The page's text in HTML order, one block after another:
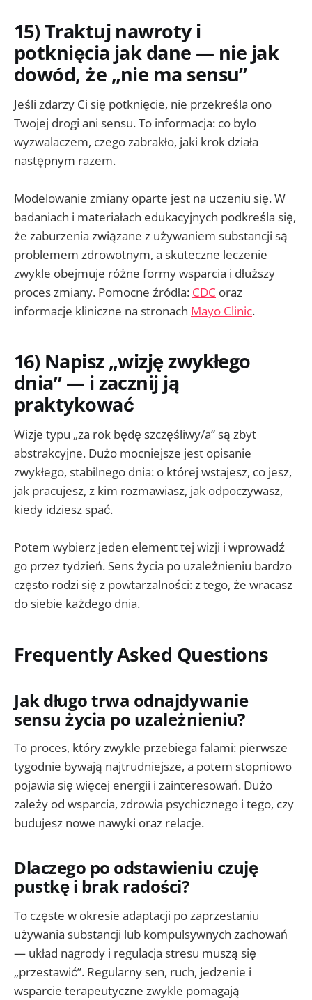
15) Traktuj nawroty i
potknięcia jak dane — nie jak
dowód, że „nie ma sensu”
Jeśli zdarzy Ci się potknięcie, nie przekreśla ono
Twojej drogi ani sensu. To informacja: co było
wyzwalaczem, czego zabrakło, jaki krok działa
następnym razem.
Modelowanie zmiany oparte jest na uczeniu się. W
badaniach i materiałach edukacyjnych podkreśla się,
że zaburzenia związane z używaniem substancji są
problemem zdrowotnym, a skuteczne leczenie
zwykle obejmuje różne formy wsparcia i dłuższy
proces zmiany. Pomocne źródła: CDC oraz
informacje kliniczne na stronach Mayo Clinic.
16) Napisz „wizję zwykłego
dnia” — i zacznij ją
praktykować
Wizje typu „za rok będę szczęśliwy/a” są zbyt
abstrakcyjne. Dużo mocniejsze jest opisanie
zwykłego, stabilnego dnia: o której wstajesz, co jesz,
jak pracujesz, z kim rozmawiasz, jak odpoczywasz,
kiedy idziesz spać.
Potem wybierz jeden element tej wizji i wprowadź
go przez tydzień. Sens życia po uzależnieniu bardzo
często rodzi się z powtarzalności: z tego, że wracasz
do siebie każdego dnia.
Frequently Asked Questions
Jak długo trwa odnajdywanie
sensu życia po uzależnieniu?
To proces, który zwykle przebiega falami: pierwsze
tygodnie bywają najtrudniejsze, a potem stopniowo
pojawia się więcej energii i zainteresowań. Dużo
zależy od wsparcia, zdrowia psychicznego i tego, czy
budujesz nowe nawyki oraz relacje.
Dlaczego po odstawieniu czuję
pustkę i brak radości?
To częste w okresie adaptacji po zaprzestaniu
używania substancji lub kompulsywnych zachowań
— układ nagrody i regulacja stresu muszą się
„przestawić”. Regularny sen, ruch, jedzenie i
wsparcie terapeutyczne zwykle pomagają